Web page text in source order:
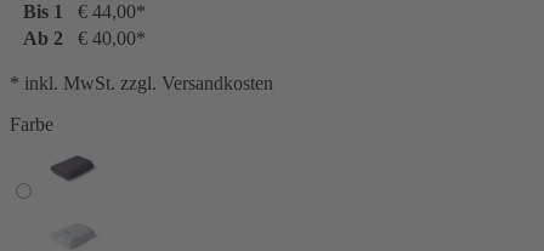
Bis 1
€ 44,00*
Ab 2 € 40,00*
* inkl. MwSt. zzgl. Versandkosten
Farbe